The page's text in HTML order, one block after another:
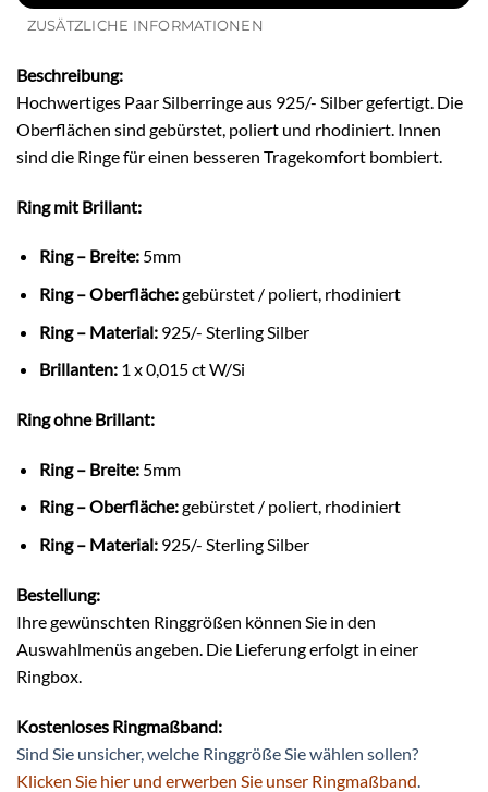
ZUSÄTZLICHE INFORMATIONEN
Beschreibung:
Hochwertiges Paar Silberringe aus 925/- Silber gefertigt. Die
Oberflächen sind gebürstet, poliert und rhodiniert. Innen
sind die Ringe für einen besseren Tragekomfort bombiert.
Ring mit Brillant:
Ring – Breite:5mm
Ring – Oberfläche:gebürstet / poliert, rhodiniert
Ring – Material:925/- Sterling Silber
Brillanten:1 x 0,015 ct W/Si
Ring ohne Brillant:
Ring – Breite:5mm
Ring – Oberfläche:gebürstet / poliert, rhodiniert
Ring – Material:925/- Sterling Silber
Bestellung:
Ihre gewünschten Ringgrößen können Sie in den
Auswahlmenüs angeben. Die Lieferung erfolgt in einer
Ringbox.
Kostenloses Ringmaßband:
Sind Sie unsicher, welche Ringgröße Sie wählen sollen?
Klicken Sie hier und erwerben Sie unser Ringmaßband